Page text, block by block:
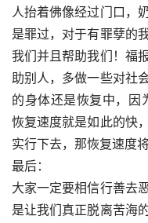
人抬着佛像经过门口，
是罪过，对于有罪孽的
我们并且帮助我们！福
助别人，多做一些对社
的身体还是恢复中，因
恢复速度就是如此的快
实行下去，那恢复速度
最后：
大家一定要相信行善去
是让我们真正脱离苦海